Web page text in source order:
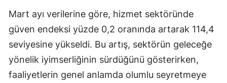
Kastamonu
Kayseri
Kırklareli
Kırşehir
Mart ayı verilerine göre, hizmet sektöründe
güven endeksi yüzde 0,2 oranında artarak 114,4
seviyesine yükseldi. Bu artış, sektörün geleceğe
yönelik iyimserliğinin sürdüğünü gösterirken,
faaliyetlerin genel anlamda olumlu seyretmeye